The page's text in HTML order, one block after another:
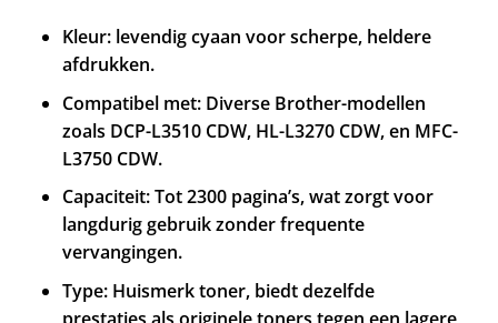
Kleur: levendig cyaan voor scherpe, heldere
afdrukken.
Compatibel met: Diverse Brother-modellen
zoals DCP-L3510 CDW, HL-L3270 CDW, en MFC-
L3750 CDW.
Capaciteit: Tot 2300 pagina’s, wat zorgt voor
langdurig gebruik zonder frequente
vervangingen.
Type: Huismerk toner, biedt dezelfde